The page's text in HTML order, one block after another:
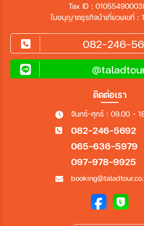
Tax ID :
ใบอนุญาตธุรกิจนำเที่ยวเลขที่ :
082-246-
ติดต่อเรา
จันทร์-ศุกร์ : 09.00 -
082-246-5692
065-636-5979
097-978-9925